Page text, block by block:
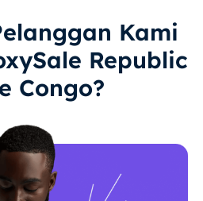
Kami
Republic
Congo?